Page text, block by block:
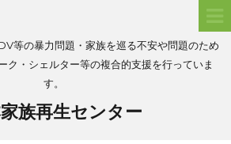
等の暴力問題・家族を巡る不安や問題のため
ク・シェルター等の複合的支援を行っていま
す。
家族再生センター